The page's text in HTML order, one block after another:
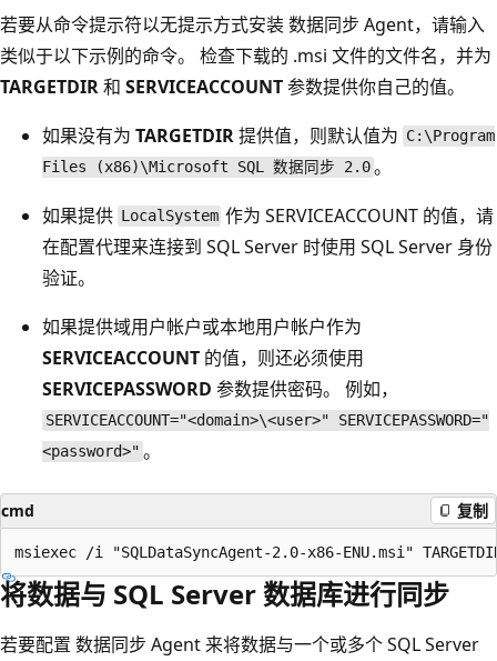
若要从命令提示符以无提示方式安装 数据同步 Agent，请输入
类似于以下示例的命令。 检查下载的 .msi 文件的文件名，并为
TARGETDIR和 SERVICEACCOUNT参数提供你自己的值。
如果没有为 TARGETDIR提供值，则默认值为 C:\Program
Files (x86)\Microsoft SQL 数据同步 2.0。
如果提供 LocalSystem 作为 SERVICEACCOUNT 的值，请
在配置代理来连接到 SQL Server 时使用 SQL Server 身份
验证。
如果提供域用户帐户或本地用户帐户作为
SERVICEACCOUNT 的值，则还必须使用
SERVICEPASSWORD 参数提供密码。 例如，
SERVICEACCOUNT="<domain>\<user>" SERVICEPASSWORD="
<password>" 。
cmd 复制
将数据与 SQL Server 数据库进行同步
若要配置 数据同步 Agent 来将数据与一个或多个 SQL Server